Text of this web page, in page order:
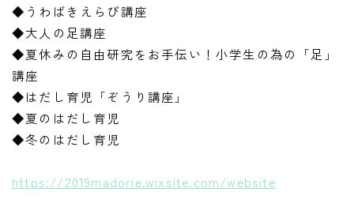
◆うわばきえらび講座
◆大人の足講座
◆夏休みの自由研究をお手伝い！小学生の為の「足」
講座
◆はだし育児「ぞうり講座」
◆夏のはだし育児
◆冬のはだし育児
https://2019madorie.wixsite.com/website